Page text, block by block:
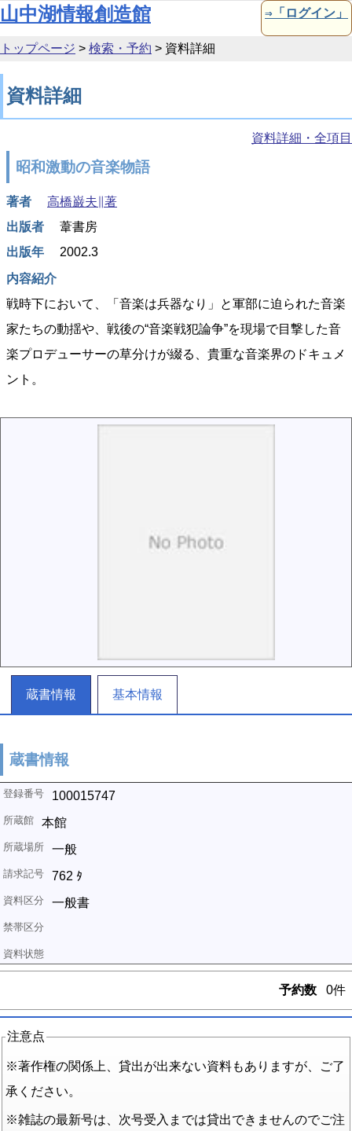
本文へ移動
山中湖情報創造館 ⇒「ログイン」
トップページ > 検索・予約 > 資料詳細
資料詳細
資料詳細・全項目
昭和激動の音楽物語
著者
高橋巌夫∥著
出版者
葦書房
出版年
2002.3
内容紹介
戦時下において、「音楽は兵器なり」と軍部に迫られた音楽
家たちの動揺や、戦後の“音楽戦犯論争”を現場で目撃した音
楽プロデューサーの草分けが綴る、貴重な音楽界のドキュメ
ント。
蔵書情報 基本情報
蔵書情報
100015747
本館
一般
762 ﾀ
一般書
予約数 0件
注意点
※著作権の関係上、貸出が出来ない資料もありますが、ご了
承ください。
※雑誌の最新号は、次号受入までは貸出できませんのでご注